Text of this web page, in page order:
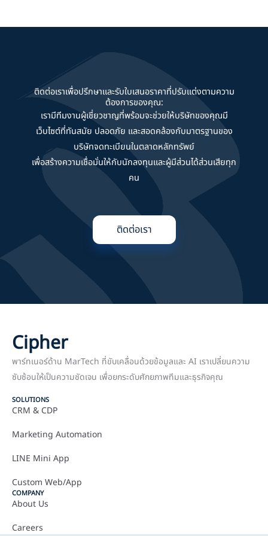
ติดต่อเราเพื่อปรึกษาและรับใบเสนอราคาที่ปรับแต่งตามความ
ต้องการของคุณ:
เรามีทีมงานผู้เชี่ยวชาญที่พร้อมจะช่วยให้บริษัทของคุณมี
เว็บไซต์ที่ทันสมัย ปลอดภัย และสอดคล้องกับมาตรฐานของ
บริษัทจดทะเบียนในตลาดหลักทรัพย์
เพื่อสร้างความเชื่อมั่นให้กับนักลงทุนและผู้มีส่วนได้ส่วนเสียทุก
คน
ติดต่อเรา
Cipher
พาร์ทเนอร์ด้าน MarTech ที่ขับเคลื่อนด้วยข้อมูลและ AI เราเปลี่ยนความ
ซับซ้อนให้เป็นความชัดเจน เพื่อยกระดับศักยภาพทีมและธุรกิจคุณ
SOLUTIONS
CRM & CDP
Marketing Automation
LINE Mini App
Custom Web/App
COMPANY
About Us
Careers